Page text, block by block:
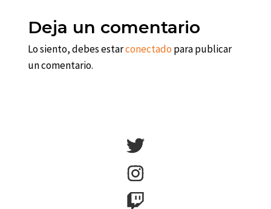
Deja un comentario
Lo siento, debes estarconectado para publicar
un comentario.